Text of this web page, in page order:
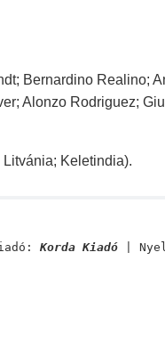
Bernardino Realino;
Alonzo Rodriguez;
Keletindia).
Korda Kiadó |